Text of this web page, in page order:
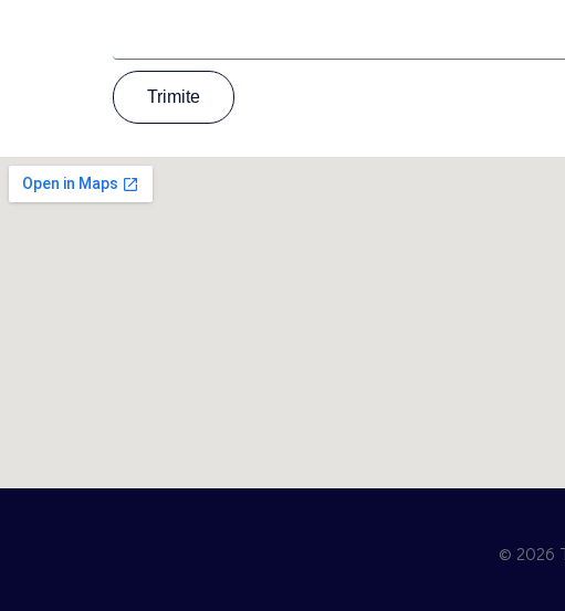
Trimite
© 2026